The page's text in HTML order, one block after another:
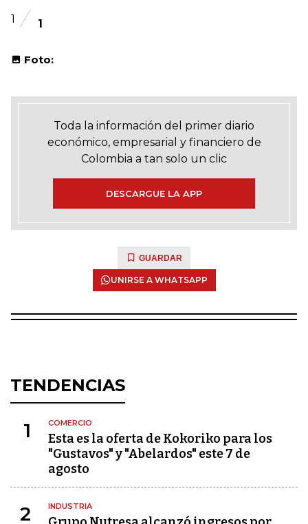
1 1
Foto:
Toda la información del primer diario
económico, empresarial y financiero de
Colombia a tan solo un clic
DESCARGUE LA APP
GUARDAR
UNIRSE A WHATSAPP
TENDENCIAS
1 COMERCIO
Esta es la oferta de Kokoriko para los
"Gustavos" y "Abelardos" este 7 de
agosto
2 INDUSTRIA